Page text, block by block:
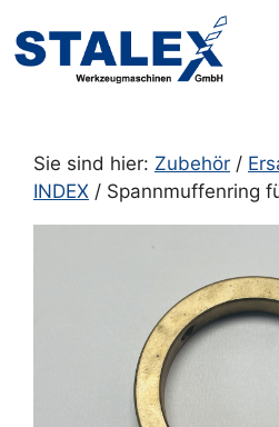
Inhalt
springen
Sie sind hier: Zubehör /
INDEX / Spannmuffenring